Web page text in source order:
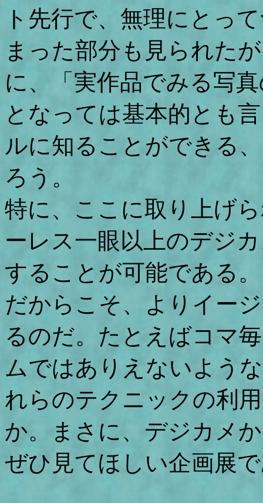
ト先行で、無理にとっ
まった部分も見られた
に、「実作品でみる写
となっては基本的とも
ルに知ることができる
ろう。
特に、ここに取り上げ
ーレス一眼以上のデジ
することが可能である
だからこそ、よりイー
るのだ。たとえばコマ
ムではありえないよう
れらのテクニックの利
か。まさに、デジカメ
ぜひ見てほしい企画展